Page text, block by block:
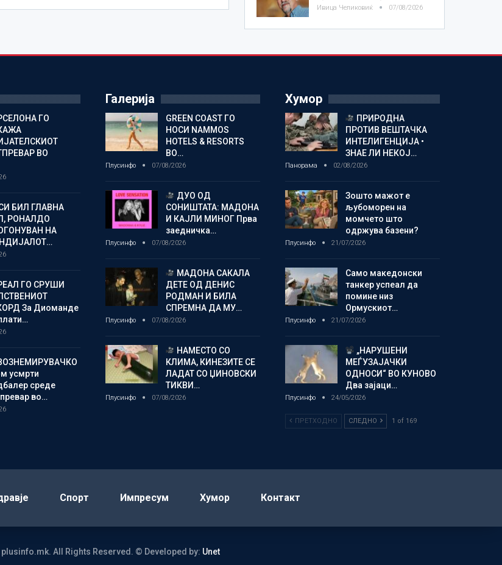
Ивица Челиковиќ 07/08/2026
ГО
ВО
БИЛ ГЛАВНА
РОНАЛДО
НА
ГО СРУШИ
За Диоманде
усмрти
среде
во…
Галерија
GREEN COAST ГО
НОСИ NAMMOS
HOTELS & RESORTS
ВО…
Плусинфо 07/08/2026
ДУО ОД
СОНИШТАТА: МАДОНА
И КАЈЛИ МИНОГ Прва
заедничка…
Плусинфо 07/08/2026
МАДОНА САКАЛА
ДЕТЕ ОД ДЕНИС
РОДМАН И БИЛА
СПРЕМНА ДА МУ…
Плусинфо 07/08/2026
НАМЕСТО СО
КЛИМА, КИНЕЗИТЕ СЕ
ЛАДАТ СО ЏИНОВСКИ
ТИКВИ…
Плусинфо 07/08/2026
Хумор
ПРИРОДНА
ПРОТИВ ВЕШТАЧКА
ИНТЕЛИГЕНЦИЈА •
ЗНАЕ ЛИ НЕКОЈ…
Панорама 02/08/2026
Зошто мажот е
љубоморен на
момчето што
одржува базени?
Плусинфо 21/07/2026
Само македонски
танкер успеал да
помине низ
Ормускиот…
Плусинфо 21/07/2026
„НАРУШЕНИ
МЕЃУЗАЈАЧКИ
ОДНОСИ“ ВО КУНОВО
Два зајаци…
Плусинфо 24/05/2026
ПРЕТХОДНО СЛЕДНО 1 of 169
Спорт Импресум Хумор Контакт
All Rights Reserved. © Developed by: Unet